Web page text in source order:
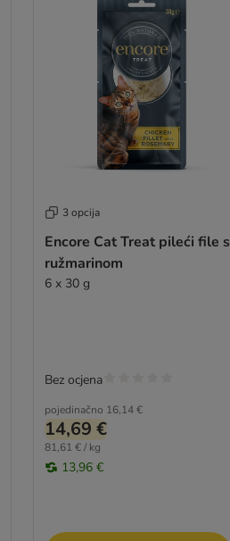
3 opcija
Encore Cat Treat pileći file s
ružmarinom
6 x 30 g
pojedinačno 16,14 €
14,69 €
81,61 € / kg
13,96 €
Bez ocjena